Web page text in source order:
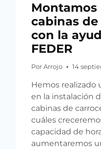
Montamos
cabinas
con la
FEDER
Por Arrojo 14
Hemos realizado
en la instalación
cabinas de
cuáles
capacidad de
aumentaremos